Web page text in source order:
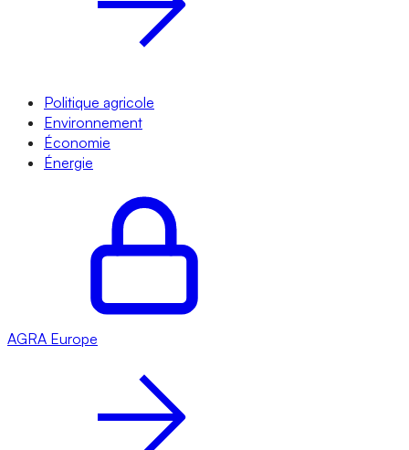
Politique agricole
Environnement
Économie
Énergie
AGRA Europe